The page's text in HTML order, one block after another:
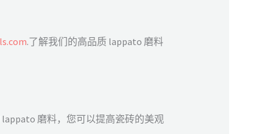
.了解我们的高品质 lappato 磨料
磨料，您可以提高瓷砖的美观